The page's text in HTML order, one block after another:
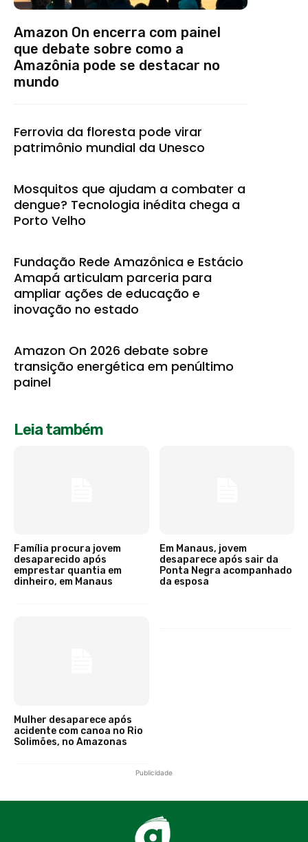
Amazon On encerra com painel
que debate sobre como a
Amazônia pode se destacar no
mundo
Ferrovia da floresta pode virar
patrimônio mundial da Unesco
Mosquitos que ajudam a combater a
dengue? Tecnologia inédita chega a
Porto Velho
Fundação Rede Amazônica e Estácio
Amapá articulam parceria para
ampliar ações de educação e
inovação no estado
Amazon On 2026 debate sobre
transição energética em penúltimo
painel
Leia também
Família procura jovem
desaparecido após
emprestar quantia em
dinheiro, em Manaus
Em Manaus, jovem
desaparece após sair da
Ponta Negra acompanhado
da esposa
Mulher desaparece após
acidente com canoa no Rio
Solimões, no Amazonas
Publicidade